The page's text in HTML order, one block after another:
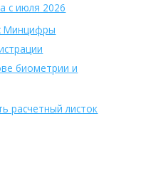
с июля 2026
Минцифры
биометрии и
расчетный листок